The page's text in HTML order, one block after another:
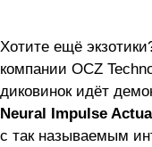
Хотите ещё
компании OCZ
диковинок идёт
Neural Impulse
с так называемым